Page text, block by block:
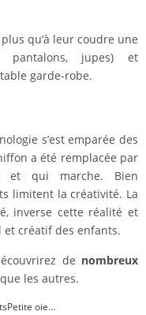
qu’à leur coudre une
pantalons, jupes) et
garde-robe.
s’est emparée des
a été remplacée par
qui marche. Bien
limitent la créativité. La
inverse cette réalité et
créatif des enfants.
de nombreux
les autres.
oie…